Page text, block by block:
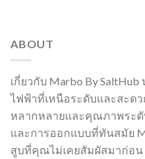
ABOUT
เกี่ยวกับ Marbo By
ไฟฟ้าที่เหนือระดับและสะด
หลากหลายและคุณภาพระดั
และการออกแบบที่ทันสมัย
สูบที่คุณไม่เคยสัมผัสมาก่อน